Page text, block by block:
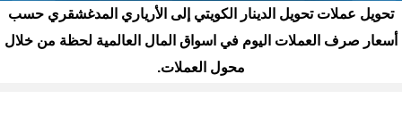
تحويل عملات تحويل الدينار الكويتي إلى الأرياري المدغشقري حسب
أسعار صرف العملات اليوم في اسواق المال العالمية لحظة من خلال
محول العملات.